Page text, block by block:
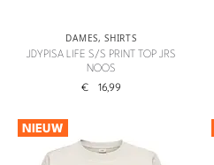
DAMES,SHIRTS
JDYPISA LIFE S/S PRINT TOP JRS
NOOS
€ 16,99
NIEUW